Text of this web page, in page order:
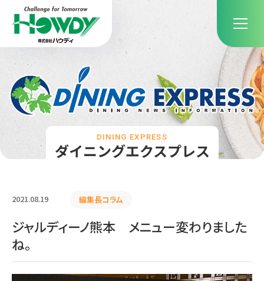
ダイニングエクスプレス
DINING EXPRESS
2021.08.19 編集長コラム
ジャルディーノ熊本 メニュー変わりました
ね。